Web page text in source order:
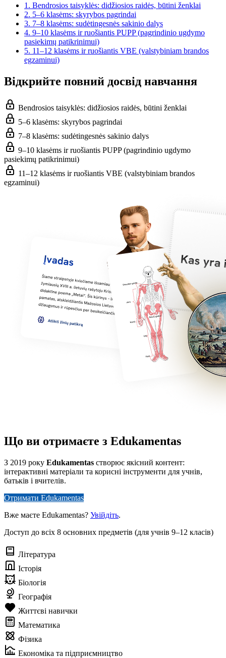
1. Bendrosios taisyklės: didžiosios raidės, būtini ženklai
2. 5–6 klasėms: skyrybos pagrindai
3. 7–8 klasėms: sudėtingesnės sakinio dalys
4. 9–10 klasėms ir ruošiantis PUPP (pagrindinio ugdymo
pasiekimų patikrinimui)
5. 11–12 klasėms ir ruošiantis VBE (valstybiniam brandos
egzaminui)
Відкрийте повний досвід навчання
Bendrosios taisyklės: didžiosios raidės, būtini ženklai
5–6 klasėms: skyrybos pagrindai
7–8 klasėms: sudėtingesnės sakinio dalys
9–10 klasėms ir ruošiantis PUPP (pagrindinio ugdymo
pasiekimų patikrinimui)
11–12 klasėms ir ruošiantis VBE (valstybiniam brandos
egzaminui)
Що ви отримаєте з Edukamentas
З 2019 року Edukamentas створює якісний контент:
інтерактивні матеріали та корисні інструменти для учнів,
батьків і вчителів.
Отримати Edukamentas
Вже маєте Edukamentas? Увійдіть.
Доступ до всіх 8 основних предметів (для учнів 9–12 класів)
Література
Історія
Біологія
Географія
Життєві навички
Математика
Фізика
Економіка та підприємництво